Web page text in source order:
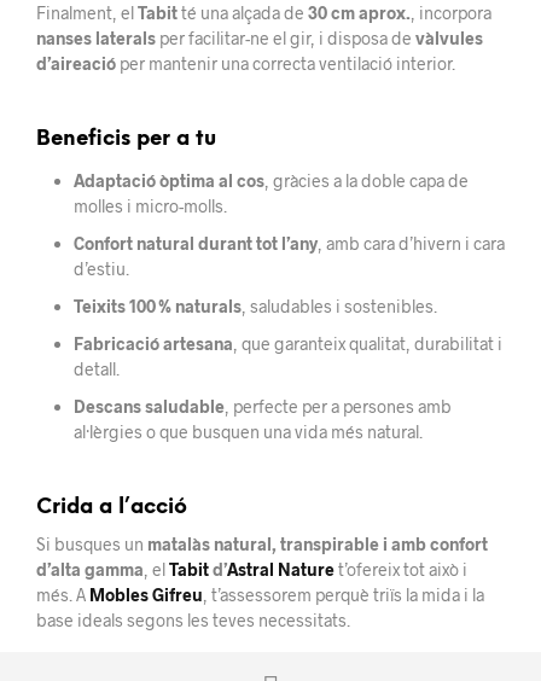
Finalment, elTabitté una alçada de 30 cm aprox. , incorpora
nanses laterals per facilitar-ne el gir, i disposa de vàlvules
d’aireació per mantenir una correcta ventilació interior.
Beneficis per a tu
Adaptació òptima al cos, gràcies a la doble capa de
molles i micro-molls.
Confort natural durant tot l’any, amb cara d’hivern i cara
d’estiu.
Teixits 100 % naturals, saludables i sostenibles.
Fabricació artesana , que garanteix qualitat, durabilitat i
detall.
Descans saludable, perfecte per a persones amb
al·lèrgies o que busquen una vida més natural.
Crida a l’acció
Si busques un matalàs natural, transpirable i amb confort
d’alta gamma , elTabitd’Astral Naturet’ofereix tot això i
més. A Mobles Gifreu , t’assessorem perquè triïs la mida i la
base ideals segons les teves necessitats.